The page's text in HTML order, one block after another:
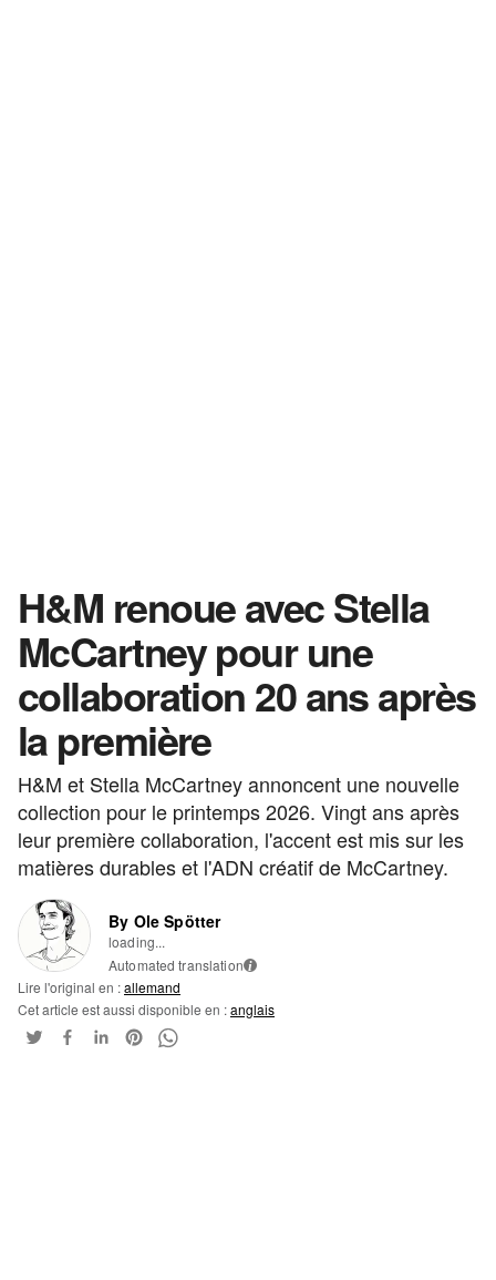
H&M renoue avec Stella
McCartney pour une
collaboration 20 ans après
la première
H&M et Stella McCartney annoncent une nouvelle
collection pour le printemps 2026. Vingt ans après
leur première collaboration, l'accent est mis sur les
matières durables et l'ADN créatif de McCartney.
By Ole Spötter
loading...
Automated translation i
Lire l'original en :allemand
Cet article est aussi disponible en :anglais